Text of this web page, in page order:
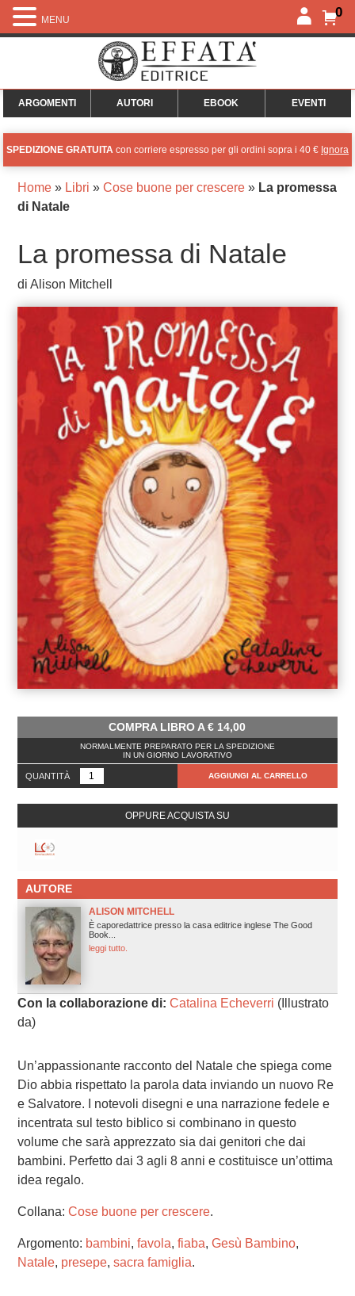
0
ARGOMENTI AUTORI EBOOK EVENTI
SPEDIZIONE GRATUITA con corriere espresso per gli ordini sopra i 40 € Ignora
Home» Libri » Cose buone per crescere» La promessa
di Natale
La promessa di Natale
di Alison Mitchell
COMPRA LIBRO A€ 14,00
NORMALMENTE PREPARATO PER LA SPEDIZIONE
IN UN GIORNO LAVORATIVO
QUANTITÀ AGGIUNGI AL CARRELLO
OPPURE ACQUISTA SU
AUTORE
ALISON MITCHELL
È caporedattrice presso la casa editrice inglese The Good
Book...
leggi tutto.
Con la collaborazione di: Catalina Echeverri (Illustrato
da)
Un’appassionante racconto del Natale che spiega come
Dio abbia rispettato la parola data inviando un nuovo Re
e Salvatore. I notevoli disegni e una narrazione fedele e
incentrata sul testo biblico si combinano in questo
volume che sarà apprezzato sia dai genitori che dai
bambini. Perfetto dai 3 agli 8 anni e costituisce un’ottima
idea regalo.
Collana: Cose buone per crescere.
Argomento: bambini, favola, fiaba, Gesù Bambino,
Natale, presepe, sacra famiglia.
MENU